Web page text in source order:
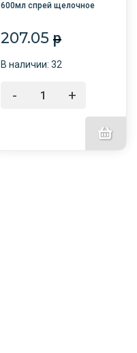
600мл спрей щелочное
нагар, копоть) /8/
207.05p
В наличии: 32
- +